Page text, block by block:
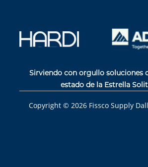
Sirviendo con orgullo soluciones
estado de la Estrella
Copyright © 2026 Fissco Supply